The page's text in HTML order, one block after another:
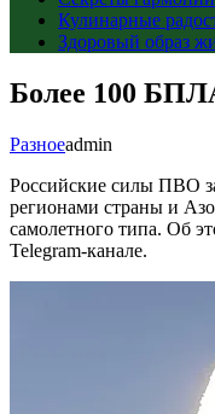
Кулинарные
Здоровый образ
Более 100
Разноеadmin
Российские силы ПВО
регионами страны и
самолетного типа. Об
Telegram-канале.